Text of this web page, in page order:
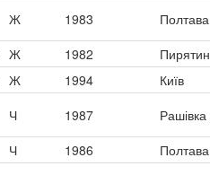
Ж 1983
Полтава
Ж 1982
Пирятин
Ж 1994
Київ
Ч 1987
Рашівка
Ч 1986
Полтава